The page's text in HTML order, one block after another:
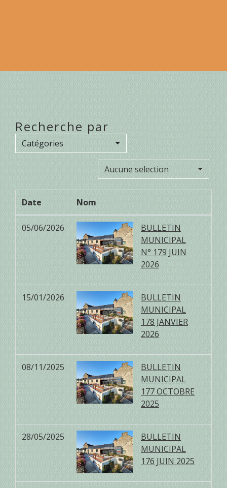
Recherche par
Catégories
Aucune selection
Date Nom
05/06/2026
BULLETIN
MUNICIPAL
N° 179 JUIN
2026
15/01/2026
BULLETIN
MUNICIPAL
178 JANVIER
2026
08/11/2025
BULLETIN
MUNICIPAL
177 OCTOBRE
2025
28/05/2025
BULLETIN
MUNICIPAL
176 JUIN 2025